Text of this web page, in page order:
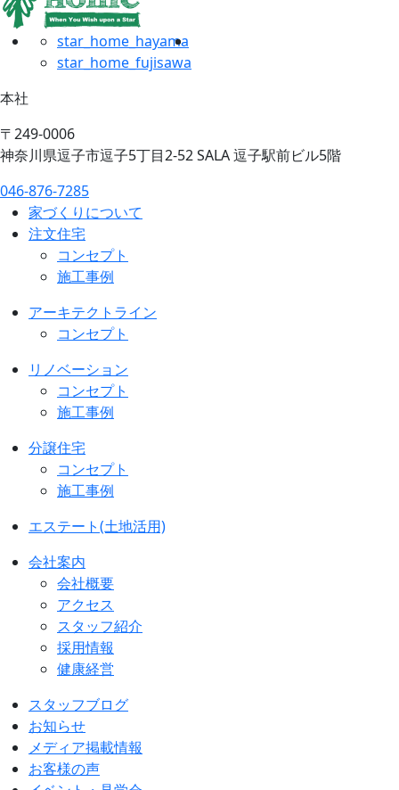
star_home_hayama
star_home_fujisawa
本社
〒249-0006
神奈川県逗子市逗子5丁目2-52 SALA 逗子駅前ビル5階
046-876-7285
家づくりについて
注文住宅
コンセプト
施工事例
アーキテクトライン
コンセプト
リノベーション
コンセプト
施工事例
分譲住宅
コンセプト
施工事例
エステート(土地活用)
会社案内
会社概要
アクセス
スタッフ紹介
採用情報
健康経営
スタッフブログ
お知らせ
メディア掲載情報
お客様の声